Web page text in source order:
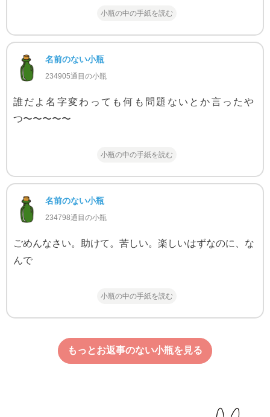
小瓶の中の手紙を読む
名前のない小瓶
234905通目の小瓶
誰だよ名字変わっても何も問題ないとか言ったや
つ〜〜〜〜〜
小瓶の中の手紙を読む
名前のない小瓶
234798通目の小瓶
ごめんなさい。助けて。苦しい。楽しいはずなのに、な
んで
小瓶の中の手紙を読む
もっとお返事のない小瓶を見る